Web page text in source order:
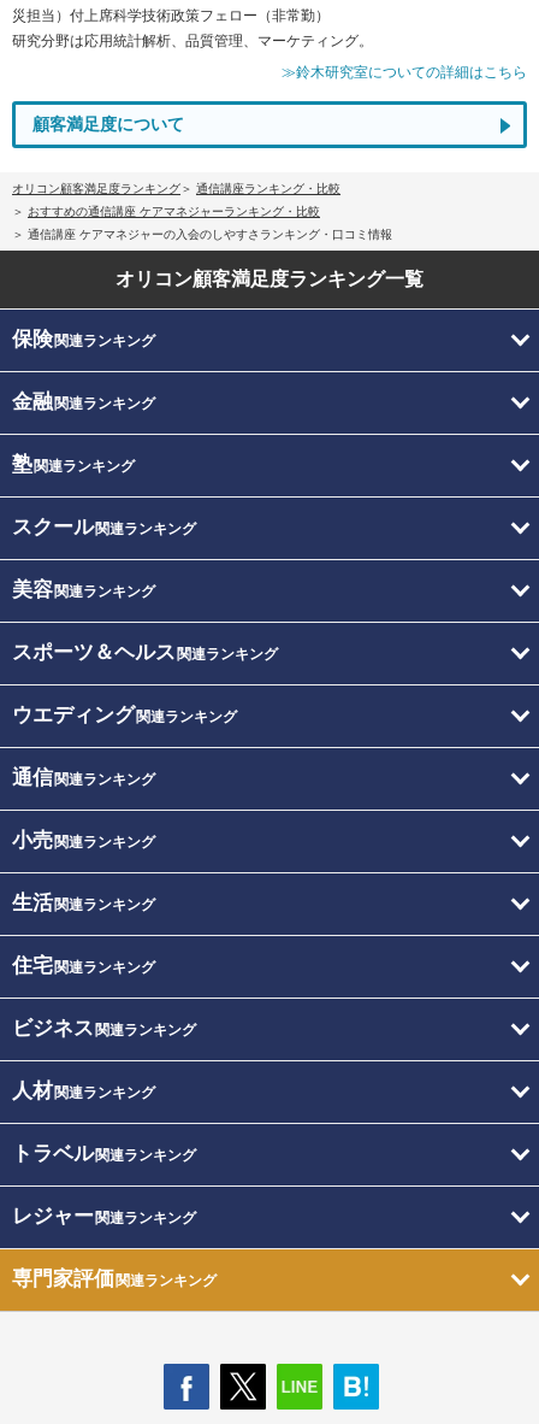
災担当）付上席科学技術政策フェロー（非常勤）
研究分野は応用統計解析、品質管理、マーケティング。
≫鈴木研究室についての詳細はこちら
顧客満足度について
オリコン顧客満足度ランキング
通信講座ランキング・比較
おすすめの通信講座 ケアマネジャーランキング・比較
通信講座 ケアマネジャーの入会のしやすさランキング・口コミ情報
オリコン顧客満足度ランキング一覧
保険関連ランキング
金融関連ランキング
塾関連ランキング
スクール関連ランキング
美容関連ランキング
スポーツ＆ヘルス 関連ランキング
ウエディング関連ランキング
通信関連ランキング
小売関連ランキング
生活関連ランキング
住宅関連ランキング
ビジネス 関連ランキング
人材関連ランキング
トラベル関連ランキング
レジャー関連ランキング
専門家評価関連ランキング